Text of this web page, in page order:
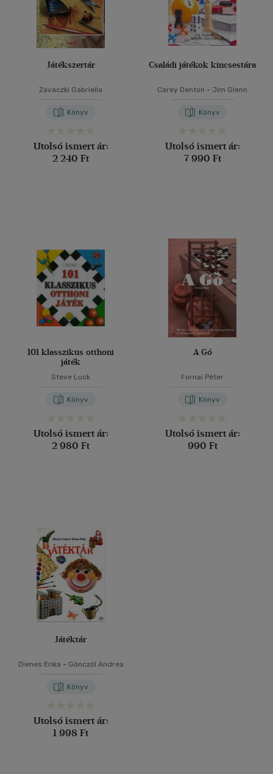
Játékszertár
Zavaczki Gabriella
Könyv
Utolsó ismert ár:
2 240 Ft
Családi játékok kincsestára
Carey Denton - Jim Glenn
Könyv
Utolsó ismert ár:
7 990 Ft
101 klasszikus otthoni
játék
Steve Luck
Könyv
Utolsó ismert ár:
2 980 Ft
A Gó
Fornai Péter
Könyv
Utolsó ismert ár:
990 Ft
Játéktár
Dienes Erika - Gönczöl Andrea
Könyv
Utolsó ismert ár:
1 998 Ft